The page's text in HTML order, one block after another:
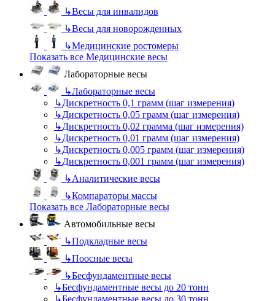
↳Весы для инвалидов
↳Весы для новорожденных
↳Медицинские ростомеры
Показать все Медицинские весы
Лабораторные весы
↳Лабораторные весы
↳Дискретность 0,1 грамм (шаг измерения)
↳Дискретность 0,05 грамм (шаг измерения)
↳Дискретность 0,02 грамма (шаг измерения)
↳Дискретность 0,01 грамм (шаг измерения)
↳Дискретность 0,005 грамм (шаг измерения)
↳Дискретность 0,001 грамм (шаг измерения)
↳Аналитические весы
↳Компараторы массы
Показать все Лабораторные весы
Автомобильные весы
↳Подкладные весы
↳Поосные весы
↳Бесфундаментные весы
↳Бесфундаментные весы до 20 тонн
↳Бесфундаментные весы до 30 тонн